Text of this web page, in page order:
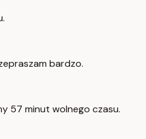
bardzo.
57 minut wolnego czasu.